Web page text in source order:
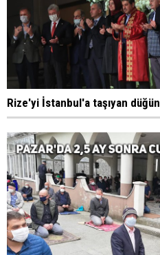
Rize'yi İstanbul'a taşıyan düğün